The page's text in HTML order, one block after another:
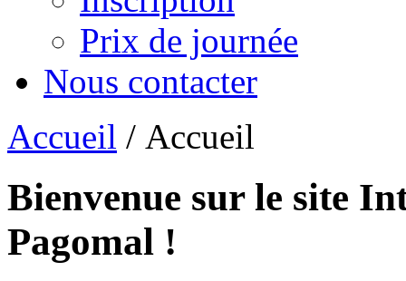
Prix de journée
Nous contacter
Accueil / Accueil
Bienvenue sur le site
Pagomal !